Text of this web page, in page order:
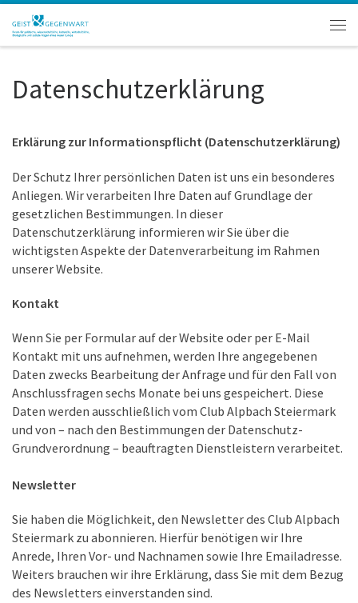
Zum Inhalt springen
Datenschutzerklärung
Erklärung zur Informationspflicht (Datenschutzerklärung)
Der Schutz Ihrer persönlichen Daten ist uns ein besonderes
Anliegen. Wir verarbeiten Ihre Daten auf Grundlage der
gesetzlichen Bestimmungen. In dieser
Datenschutzerklärung informieren wir Sie über die
wichtigsten Aspekte der Datenverarbeitung im Rahmen
unserer Website.
Kontakt
Wenn Sie per Formular auf der Website oder per E-Mail
Kontakt mit uns aufnehmen, werden Ihre angegebenen
Daten zwecks Bearbeitung der Anfrage und für den Fall von
Anschlussfragen sechs Monate bei uns gespeichert. Diese
Daten werden ausschließlich vom Club Alpbach Steiermark
und von – nach den Bestimmungen der Datenschutz-
Grundverordnung – beauftragten Dienstleistern verarbeitet.
Newsletter
Sie haben die Möglichkeit, den Newsletter des Club Alpbach
Steiermark zu abonnieren. Hierfür benötigen wir Ihre
Anrede, Ihren Vor- und Nachnamen sowie Ihre Emailadresse.
Weiters brauchen wir ihre Erklärung, dass Sie mit dem Bezug
des Newsletters einverstanden sind.